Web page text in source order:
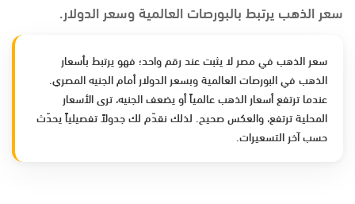
سعر الذهب يرتبط بالبورصات العالمية وسعر الدولار.
سعر الذهب في مصر لا يثبت عند رقم واحد؛ فهو يرتبط بأسعار
الذهب في البورصات العالمية وبسعر الدولار أمام الجنيه المصري.
عندما ترتفع أسعار الذهب عالمياً أو يضعف الجنيه، ترى الأسعار
المحلية ترتفع، والعكس صحيح. لذلك نقدّم لك جدولاً تفصيلياً يحدّث
حسب آخر التسعيرات.